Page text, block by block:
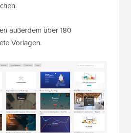
außerdem über 180
Vorlagen.